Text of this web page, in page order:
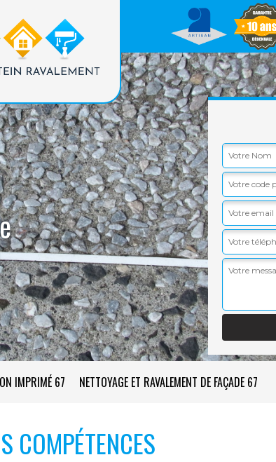
IMPRIMÉ 67 NETTOYAGE ET RAVALEMENT DE FAÇADE 67
COMPÉTENCES